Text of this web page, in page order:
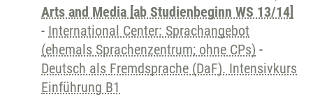
Arts and Media [ab Studienbeginn WS 13/14]
- International Center: Sprachangebot
(ehemals Sprachenzentrum; ohne CPs) -
Deutsch als Fremdsprache (DaF). Intensivkurs
Einführung B1